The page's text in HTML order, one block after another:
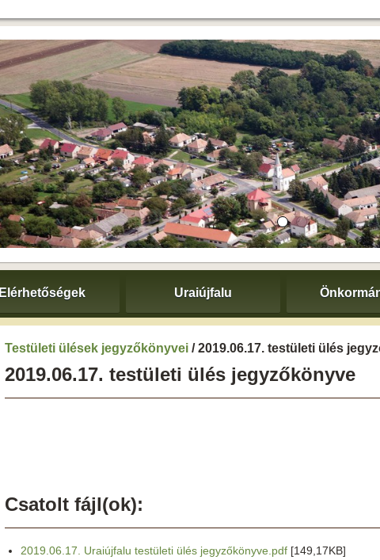
Elérhetőségek Uraiújfalu
Testületi ülések jegyzőkönyvei / 2019.06.17. testületi ülés
2019.06.17. testületi ülés jegyzőkönyve
Csatolt fájl(ok):
2019.06.17. Uraiújfalu testületi ülés jegyzőkönyve.pdf [149,17KB]